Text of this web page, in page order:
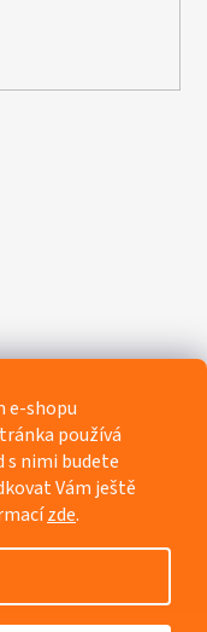
e-shopu
používá
s nimi budete
Vám ještě
zde.